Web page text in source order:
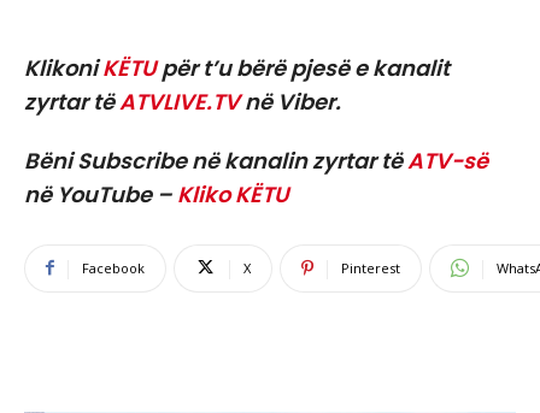
KlikoniKËTUpër t’u bërë pjesë e kanalit
zyrtar tëATVLIVE.TVnë Viber.
Bëni Subscribe në kanalin zyrtar tëATV-së
në YouTube – Kliko KËTU
Facebook X Pinterest